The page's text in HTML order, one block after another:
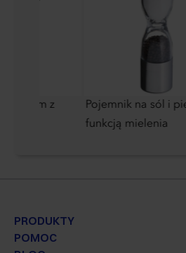
z
Pojemnik na sól i
funkcją mielenia
PRODUKTY
POMOC